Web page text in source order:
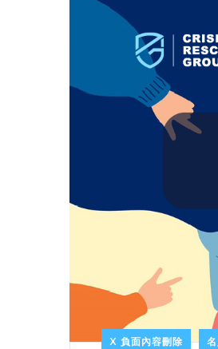
X 負面內容刪除